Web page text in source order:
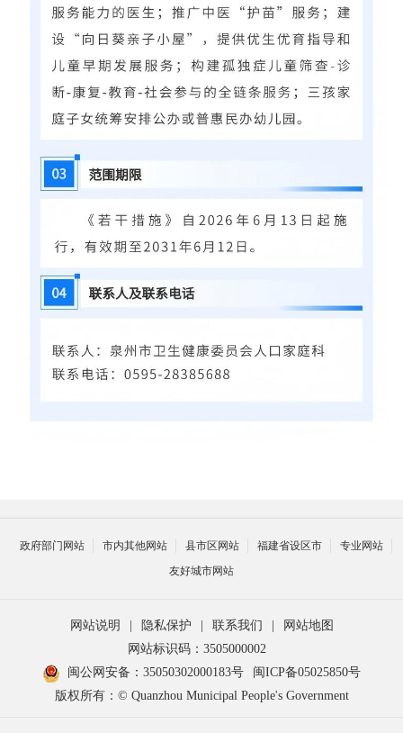
政府部门网站 市内其他网站 县市区网站 福建省设区市
专业网站
友好城市网站
网站说明 隐私保护 联系我们
网站地图
网站标识码：3505000002
闽公网安备：35050302000183号
闽ICP备05025850号
版权所有：© Quanzhou Municipal People's Government